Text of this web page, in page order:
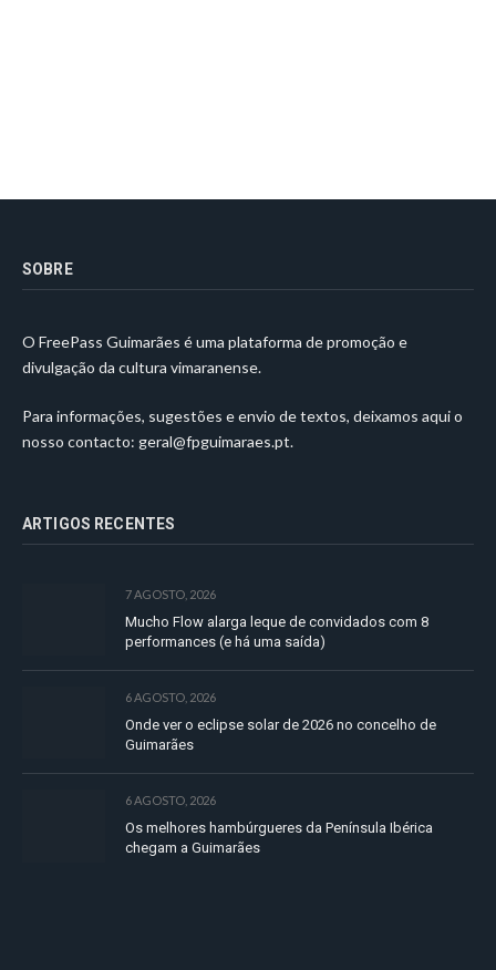
SOBRE
O FreePass Guimarães é uma plataforma de promoção e
divulgação da cultura vimaranense.
Para informações, sugestões e envio de textos, deixamos aqui o
nosso contacto: geral@fpguimaraes.pt.
ARTIGOS RECENTES
7 AGOSTO, 2026
Mucho Flow alarga leque de convidados com 8
performances (e há uma saída)
6 AGOSTO, 2026
Onde ver o eclipse solar de 2026 no concelho de
Guimarães
6 AGOSTO, 2026
Os melhores hambúrgueres da Península Ibérica
chegam a Guimarães